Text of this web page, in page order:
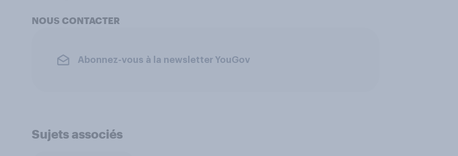
NOUS CONTACTER
Abonnez-vous à la newsletter YouGov
Sujets associés